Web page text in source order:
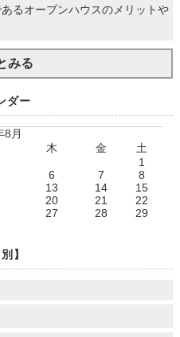
るオープンハウスのメリットや
みる
ダー
8月
木 金
土
1
6 7
8
13 14
15
20 21
22
27 28
29
】